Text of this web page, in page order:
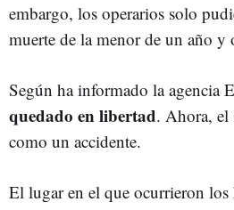
embargo, los operarios solo
muerte de la menor de un año y
Según ha informado la agencia
quedado en libertad. Ahora, el
como un accidente.
El lugar en el que ocurrieron los